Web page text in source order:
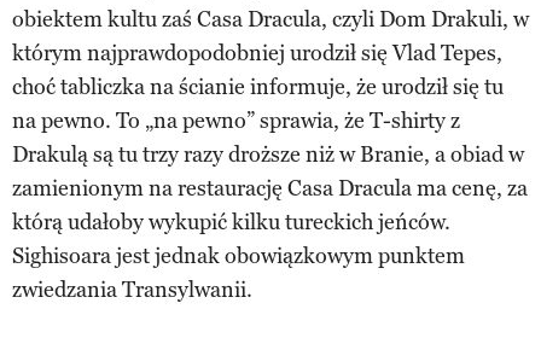
obiektem kultu zaś Casa Dracula, czyli Dom Drakuli, w
którym najprawdopodobniej urodził się Vlad Tepes,
choć tabliczka na ścianie informuje, że urodził się tu
na pewno. To „na pewno” sprawia, że T-shirty z
Drakulą są tu trzy razy droższe niż w Branie, a obiad w
zamienionym na restaurację Casa Dracula ma cenę, za
którą udałoby wykupić kilku tureckich jeńców.
Sighisoara jest jednak obowiązkowym punktem
zwiedzania Transylwanii.